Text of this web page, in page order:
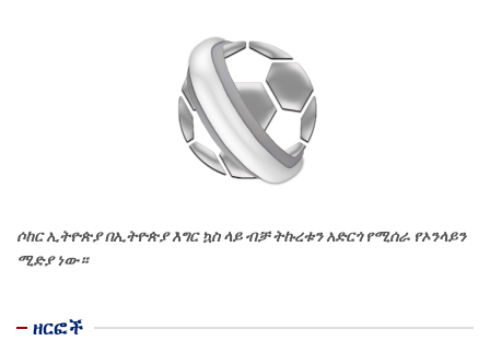
ሶከር ኢትዮጵያ በኢትዮጵያ እግር ኳስ ላይ ብቻ ትኩረቱን አድርጎ የሚሰራ የኦንላይን
ሚድያ ነው።
ዘርፎች